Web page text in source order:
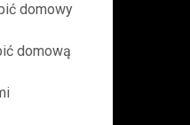
domowy
domową